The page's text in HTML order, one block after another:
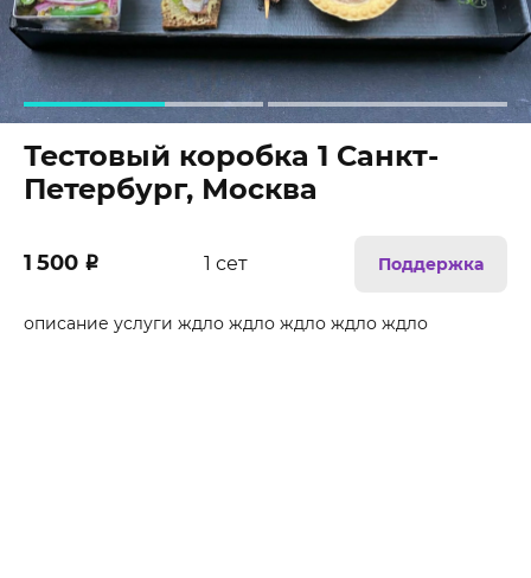
Тестовый коробка 1 Санкт-
Петербург, Москва
1 500 ₽ 1 сет Поддержка
описание услуги ждло ждло ждло ждло ждло